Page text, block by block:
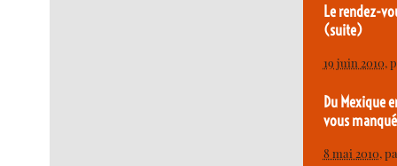
Le rendez-
(suite)
19 juin 2010,
Du Mexique
vous
8 mai 2010,